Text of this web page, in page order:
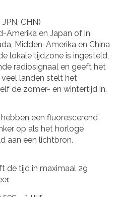
CHN)
Amerika en Japan of in
Midden-Amerika en China
lokale tijdzone is ingesteld,
radiosignaal en geeft het
landen stelt het
de zomer- en wintertijd in.
een fluorescerend
op als het horloge
aan een lichtbron.
de tijd in maximaal 29